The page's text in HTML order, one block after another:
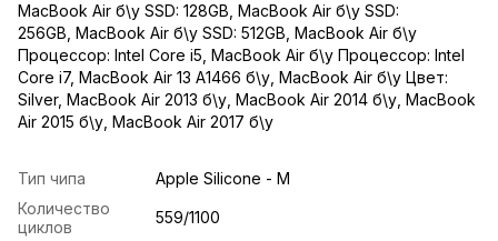
MacBook Air б\у SSD: 128GB MacBook Air б\у SSD:
256GB MacBook Air б\у SSD: 512GB MacBook Air б\у
Процессор: Intel Core i5 MacBook Air б\у Процессор: Intel
Core i7, MacBook Air 13 A1466 б\у MacBook Air б\у Цвет:
Silver, MacBook Air 2013 б\у MacBook Air 2014 б\у MacBook
Air 2015 б\у MacBook Air 2017 б\у
Тип чипа
Apple Silicone - M
Количество
циклов
559/1100